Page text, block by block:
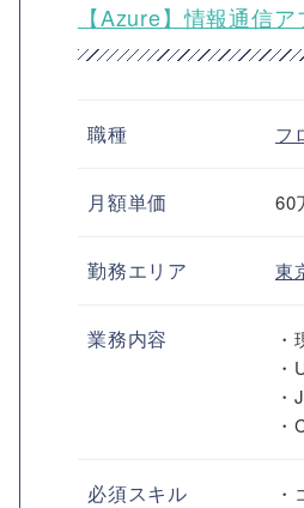
【Azure】情報通信
職種 フ
月額単価 60
勤務エリア 東
業務内容
必須スキル